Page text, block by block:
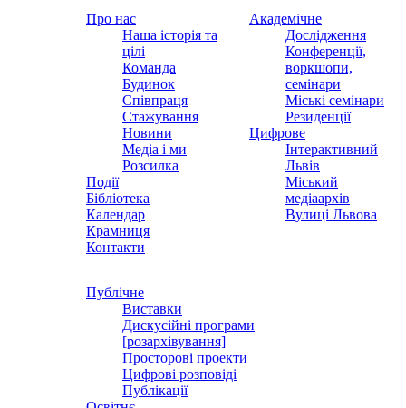
Про нас
Наша історія та
цілі
Команда
Будинок
Співпраця
Стажування
Новини
Медіа і ми
Розсилка
Події
Бібліотека
Календар
Крамниця
Контакти
Академічне
Дослідження
Конференції,
воркшопи,
семінари
Міські семінари
Резиденції
Цифрове
Інтерактивний
Львів
Міський
медіаархів
Вулиці Львова
Публічне
Виставки
Дискусійні програми
[розархівування]
Просторові проекти
Цифрові розповіді
Публікації